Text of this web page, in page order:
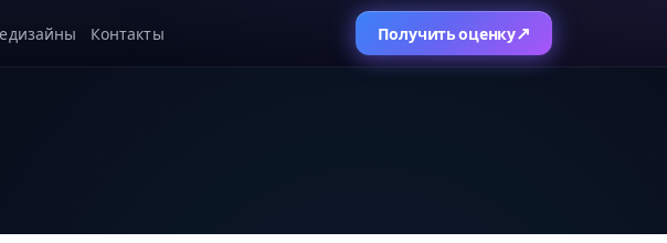
Контакты Получить оценку↗